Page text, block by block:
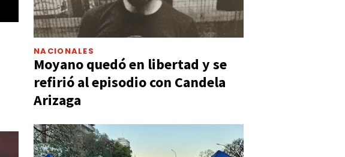
NACIONALES
Moyano quedó en libertad y se
refirió al episodio con Candela
Arizaga